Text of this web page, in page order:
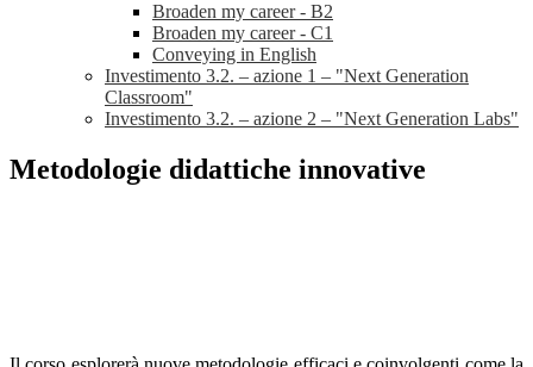
Broaden my career - B2
Broaden my career - C1
Conveying in English
Investimento 3.2. – azione 1 – "Next Generation
Classroom"
Investimento 3.2. – azione 2 – "Next Generation Labs"
Metodologie didattiche innovative